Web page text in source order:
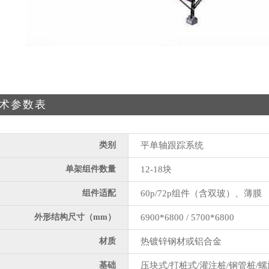
参数表
类别 平单轴跟踪系统
单架组件数量 12-18块
组件适配 60p/72p组件（含双玻）、薄膜
外形结构尺寸（mm） 6900*6800 / 5700*6800
材质 热镀锌钢材或铝合金
基础 压块式/打桩式/灌注桩/钢管桩/